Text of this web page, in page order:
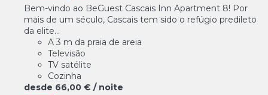
Bem-vindo ao BeGuest Cascais Inn Apartment 8! Por
mais de um século, Cascais tem sido o refúgio predileto
da elite...
A 3 m da praia de areia
Televisão
TV satélite
Cozinha
desde 66,00 € / noite